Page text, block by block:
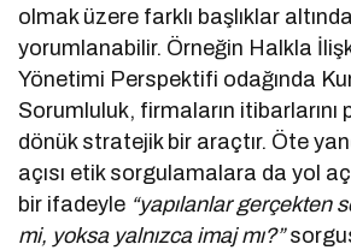
olmak üzere farklı başlıklar
yorumlanabilir. Örneğin Halkla
Yönetimi Perspektifi odağında
Sorumluluk, firmaların itibarlarını
dönük stratejik bir araçtır. Öte
açısı etik sorgulamalara da yol
bir ifadeyle “yapılanlar gerçekten
mi, yoksa yalnızca imaj mı?”